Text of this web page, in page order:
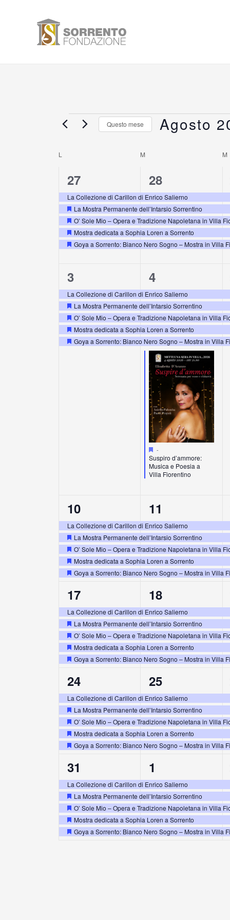
Eventi
Questo mese Agosto
Calendario
di
Eventi
L M M
5
eventi,
27
La Collezione di Carillon di Enrico Salierno
Segnalati
La Mostra Permanente dell’Intarsio Sorrentino
Segnalati
O’ Sole Mio – Opera e Tradizione Napoletana in Villa
Segnalati
Mostra dedicata a Sophia Loren a Sorrento
Segnalati
Goya a Sorrento: Bianco Nero Sogno – Mostra in Villa
5
eventi,
28
5
eventi,
3
La Collezione di Carillon di Enrico Salierno
Segnalati
La Mostra Permanente dell’Intarsio Sorrentino
Segnalati
O’ Sole Mio – Opera e Tradizione Napoletana in Villa
Segnalati
Mostra dedicata a Sophia Loren a Sorrento
Segnalati
Goya a Sorrento: Bianco Nero Sogno – Mostra in Villa
6
eventi,
4
-
Suspiro d’ammore:
Musica e Poesia a
Villa Fiorentino
5
eventi,
10
La Collezione di Carillon di Enrico Salierno
Segnalati
La Mostra Permanente dell’Intarsio Sorrentino
Segnalati
O’ Sole Mio – Opera e Tradizione Napoletana in Villa
Segnalati
Mostra dedicata a Sophia Loren a Sorrento
Segnalati
Goya a Sorrento: Bianco Nero Sogno – Mostra in Villa
5
eventi,
11
5
eventi,
17
La Collezione di Carillon di Enrico Salierno
Segnalati
La Mostra Permanente dell’Intarsio Sorrentino
Segnalati
O’ Sole Mio – Opera e Tradizione Napoletana in Villa
Segnalati
Mostra dedicata a Sophia Loren a Sorrento
Segnalati
Goya a Sorrento: Bianco Nero Sogno – Mostra in Villa
5
eventi,
18
5
eventi,
24
La Collezione di Carillon di Enrico Salierno
Segnalati
La Mostra Permanente dell’Intarsio Sorrentino
Segnalati
O’ Sole Mio – Opera e Tradizione Napoletana in Villa
Segnalati
Mostra dedicata a Sophia Loren a Sorrento
Segnalati
Goya a Sorrento: Bianco Nero Sogno – Mostra in Villa
5
eventi,
25
5
eventi,
31
La Collezione di Carillon di Enrico Salierno
Segnalati
La Mostra Permanente dell’Intarsio Sorrentino
Segnalati
O’ Sole Mio – Opera e Tradizione Napoletana in Villa
Segnalati
Mostra dedicata a Sophia Loren a Sorrento
Segnalati
Goya a Sorrento: Bianco Nero Sogno – Mostra in Villa
5
eventi,
1